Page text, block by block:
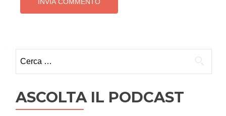
per:
ASCOLTA IL PODCAST